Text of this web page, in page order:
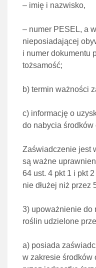
– imię i nazwisko,
– numer PESEL, a
nieposiadającej
i numer dokumentu
tożsamość;
b) termin ważności
c) informację o
do nabycia środków
Zaświadczenie jest
są ważne
64 ust. 4 pkt 1 i pkt
nie dłużej niż przez
3) upoważnienie do
roślin udzielone
a) posiada
w zakresie środków